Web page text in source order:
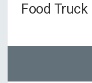
Food